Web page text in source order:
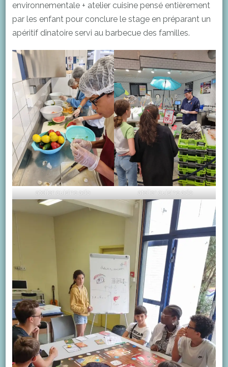
environnementale + atelier cuisine pensé entièrement
par les enfant pour conclure le stage en préparant un
apéritif dînatoire servi au barbecue des familles.
atelier cuisine ado atelier cuisine ado